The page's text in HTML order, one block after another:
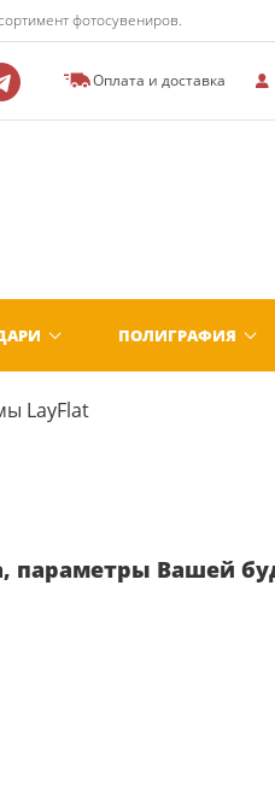
фотосувениров.
Оплата и доставка
ПОЛИГРАФИЯ
LayFlat
параметры Вашей